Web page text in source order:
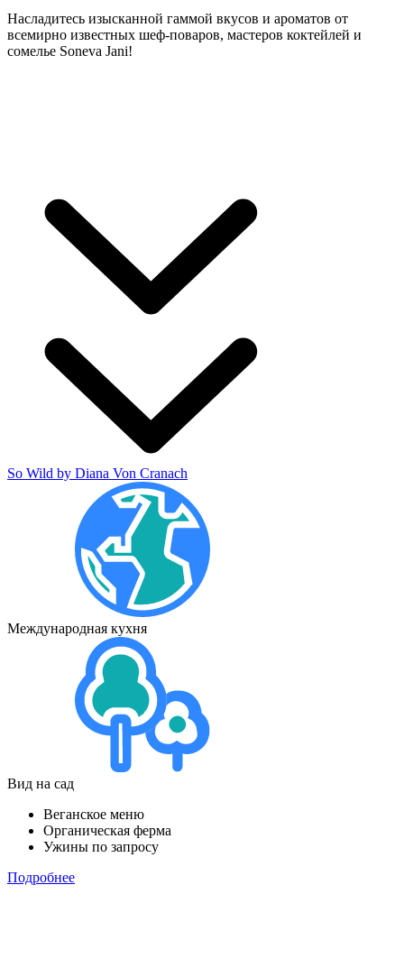
Насладитесь изысканной гаммой вкусов и ароматов от
всемирно известных шеф-поваров, мастеров коктейлей и
сомелье Soneva Jani!
So Wild by Diana Von Cranach
Международная кухня
Вид на сад
Веганское меню
Органическая ферма
Ужины по запросу
Подробнее